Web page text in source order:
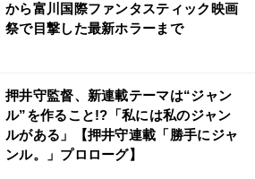
から富川国際ファンタスティック映画
祭で目撃した最新ホラーまで
押井守監督、新連載テーマは“ジャン
ル”を作ること!?「私には私のジャン
ルがある」【押井守連載「勝手にジャ
ンル。」プロローグ】